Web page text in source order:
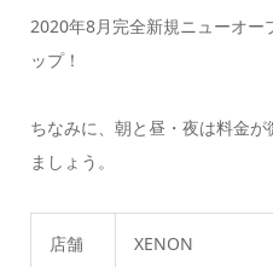
2020年8月完全新規ニューオー
ップ！
ちなみに、朝と昼・夜は料金
ましょう。
店舗
XENON